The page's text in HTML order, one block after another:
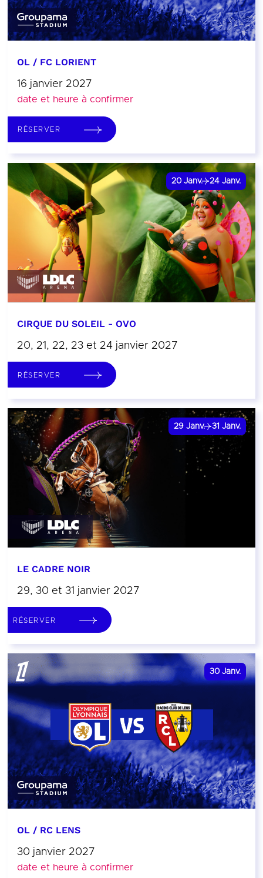
OL / FC LORIENT
16 janvier 2027
date et heure à confirmer
RÉSERVER
20 Janv. 24 Janv.
CIRQUE DU SOLEIL - OVO
20, 21, 22, 23 et 24 janvier 2027
RÉSERVER
29 Janv. 31 Janv.
LE CADRE NOIR
29, 30 et 31 janvier 2027
RÉSERVER
30 Janv.
OL / RC LENS
30 janvier 2027
date et heure à confirmer